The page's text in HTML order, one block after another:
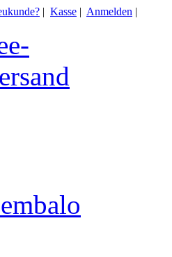
| Kasse | Anmelden |